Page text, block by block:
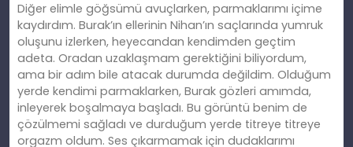
Diğer elimle göğsümü avuçlarken, parmaklarımı içime
kaydırdım. Burak’ın ellerinin Nihan’ın saçlarında yumruk
oluşunu izlerken, heyecandan kendimden geçtim
adeta. Oradan uzaklaşmam gerektiğini biliyordum,
ama bir adım bile atacak durumda değildim. Olduğum
yerde kendimi parmaklarken, Burak gözleri amımda,
inleyerek boşalmaya başladı. Bu görüntü benim de
çözülmemi sağladı ve durduğum yerde titreye titreye
orgazm oldum. Ses çıkarmamak için dudaklarımı